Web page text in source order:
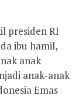
presiden RI
ibu hamil,
anak
anak-anak
Emas